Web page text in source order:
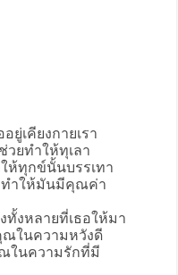
ยู่เคียงกายเรา
วยทำให้ทุเลา
ห้ทุกข์นั้นบรรเทา
ทำให้มันมีคุณค่า
ทั้งหลายที่เธอให้มา
ณในความหวังดี
ในความรักที่มี